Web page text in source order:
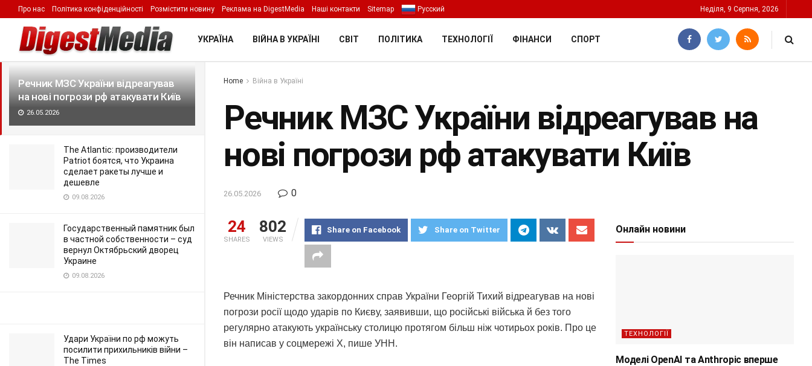
LATEST TRENDING Filter
Речник МЗС України відреагував
на нові погрози рф атакувати Київ
26.05.2026
The Atlantic: производители
Patriot боятся, что Украина
сделает ракеты лучше и
дешевле
09.08.2026
Государственный памятник был
в частной собственности – суд
вернул Октябрьский дворец
Украине
09.08.2026
Удари України по рф можуть
посилити прихильників війни –
The Times
Про нас Політика конфіденційності Розмістити новину Реклама на DigestMedia Наші контакти Sitemap Русский Неділя, 9 Серпня, 2026
УКРАЇНА ВІЙНА В УКРАЇНІ СВІТ ПОЛІТИКА ТЕХНОЛОГІЇ ФІНАНСИ СПОРТ
Home Війна в Україні
Речник МЗС України відреагував на
нові погрози рф атакувати Київ
26.05.2026 0
24
SHARES
802
VIEWS
Share on Facebook Share on Twitter
Речник Міністерства закордонних справ України Георгій Тихий відреагував на нові
погрози росії щодо ударів по Києву, заявивши, що російські війська й без того
регулярно атакують українську столицю протягом більш ніж чотирьох років. Про це
він написав у соцмережі X, пише УНН.
Онлайн новини
ТЕХНОЛОГІЇ
Моделі OpenAI та Anthropic вперше